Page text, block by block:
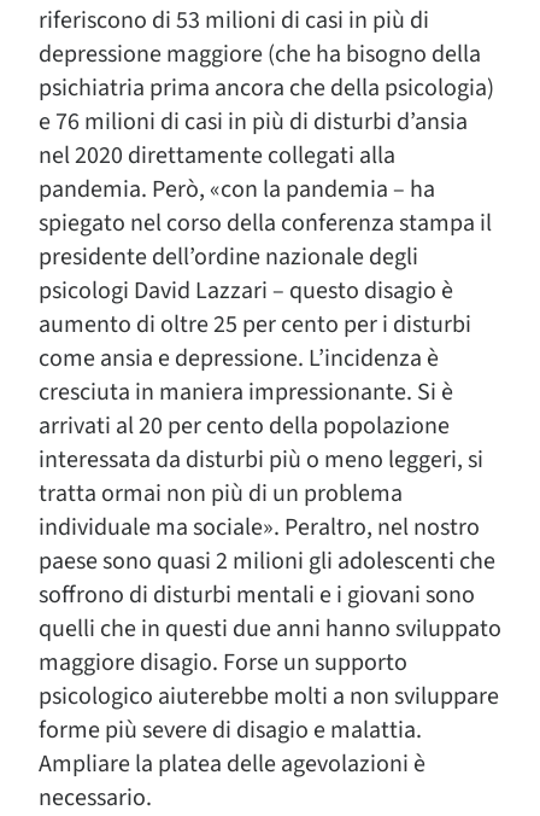
riferiscono di 53 milioni di casi in più di
depressione maggiore (che ha bisogno della
psichiatria prima ancora che della psicologia)
e 76 milioni di casi in più di disturbi d’ansia
nel 2020 direttamente collegati alla
pandemia. Però, «con la pandemia – ha
spiegato nel corso della conferenza stampa il
presidente dell’ordine nazionale degli
psicologi David Lazzari – questo disagio è
aumento di oltre 25 per cento per i disturbi
come ansia e depressione. L’incidenza è
cresciuta in maniera impressionante. Si è
arrivati al 20 per cento della popolazione
interessata da disturbi più o meno leggeri, si
tratta ormai non più di un problema
individuale ma sociale». Peraltro, nel nostro
paese sono quasi 2 milioni gli adolescenti che
soffrono di disturbi mentali e i giovani sono
quelli che in questi due anni hanno sviluppato
maggiore disagio. Forse un supporto
psicologico aiuterebbe molti a non sviluppare
forme più severe di disagio e malattia.
Ampliare la platea delle agevolazioni è
necessario.